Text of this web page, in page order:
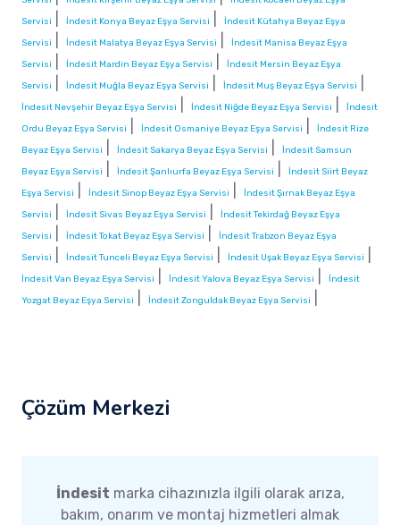
Servisi
İndesit Konya Beyaz Eşya Servisi
İndesit Kütahya Beyaz Eşya
Servisi
İndesit Malatya Beyaz Eşya Servisi
İndesit Manisa Beyaz Eşya
Servisi
İndesit Mardin Beyaz Eşya Servisi
İndesit Mersin Beyaz Eşya
Servisi
İndesit Muğla Beyaz Eşya Servisi İndesit Muş Beyaz Eşya Servisi
İndesit Nevşehir Beyaz Eşya Servisi İndesit Niğde Beyaz Eşya Servisi
İndesit
Ordu Beyaz Eşya Servisi
İndesit Osmaniye Beyaz Eşya Servisi
İndesit Rize
Beyaz Eşya Servisi
İndesit Sakarya Beyaz Eşya Servisi
İndesit Samsun
Beyaz Eşya Servisi
İndesit Şanlıurfa Beyaz Eşya Servisi
İndesit Siirt Beyaz
Eşya Servisi
İndesit Sinop Beyaz Eşya Servisi
İndesit Şırnak Beyaz Eşya
Servisi
İndesit Sivas Beyaz Eşya Servisi
İndesit Tekirdağ Beyaz Eşya
Servisi
İndesit Tokat Beyaz Eşya Servisi
İndesit Trabzon Beyaz Eşya
Servisi
İndesit Tunceli Beyaz Eşya Servisi İndesit Uşak Beyaz Eşya Servisi
İndesit Van Beyaz Eşya Servisi İndesit Yalova Beyaz Eşya Servisi
İndesit
Yozgat Beyaz Eşya Servisi
İndesit Zonguldak Beyaz Eşya Servisi
Çözüm Merkezi
İndesit marka cihazınızla ilgili olarak arıza,
bakım, onarım ve montaj hizmetleri almak